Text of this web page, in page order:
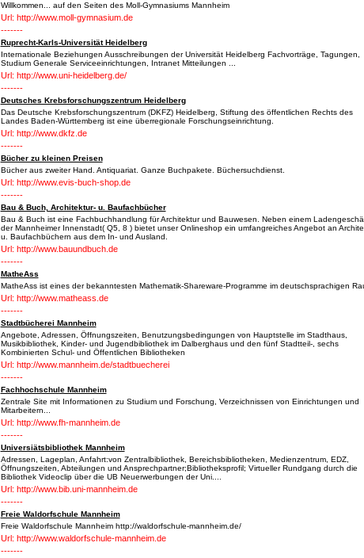
Willkommen... auf den Seiten des Moll-Gymnasiums Mannheim
Url: http://www.moll-gymnasium.de
-------
Ruprecht-Karls-Universität Heidelberg
Internationale Beziehungen Ausschreibungen der Universität Heidelberg Fachvorträge, Tagungen,
Studium Generale Serviceeinrichtungen, Intranet Mitteilungen ...
Url: http://www.uni-heidelberg.de/
-------
Deutsches Krebsforschungszentrum Heidelberg
Das Deutsche Krebsforschungszentrum (DKFZ) Heidelberg, Stiftung des öffentlichen Rechts des
Landes Baden-Württemberg ist eine überregionale Forschungseinrichtung.
Url: http://www.dkfz.de
-------
Bücher zu kleinen Preisen
Bücher aus zweiter Hand. Antiquariat. Ganze Buchpakete. Büchersuchdienst.
Url: http://www.evis-buch-shop.de
-------
Bau & Buch, Architektur- u. Baufachbücher
Bau & Buch ist eine Fachbuchhandlung für Architektur und Bauwesen. Neben einem
der Mannheimer Innenstadt( Q5, 8 ) bietet unser Onlineshop ein umfangreiches Angebot an
u. Baufachbüchern aus dem In- und Ausland.
Url: http://www.bauundbuch.de
-------
MatheAss
MatheAss ist eines der bekanntesten Mathematik-Shareware-Programme im deutschsprachigen
Url: http://www.matheass.de
-------
Stadtbücherei Mannheim
Angebote, Adressen, Öffnungszeiten, Benutzungsbedingungen von Hauptstelle im Stadthaus,
Musikbibliothek, Kinder- und Jugendbibliothek im Dalberghaus und den fünf Stadtteil-, sechs
Kombinierten Schul- und Öffentlichen Bibliotheken
Url: http://www.mannheim.de/stadtbuecherei
-------
Fachhochschule Mannheim
Zentrale Site mit Informationen zu Studium und Forschung, Verzeichnissen von Einrichtungen und
Mitarbeitern...
Url: http://www.fh-mannheim.de
-------
Universiätsbibliothek Mannheim
Adressen, Lageplan, Anfahrt:von Zentralbibliothek, Bereichsbibliotheken, Medienzentrum, EDZ,
Öffnungszeiten, Abteilungen und Ansprechpartner;Bibliotheksprofil; Virtueller Rundgang durch die
Bibliothek Videoclip über die UB Neuerwerbungen der Uni....
Url: http://www.bib.uni-mannheim.de
-------
Freie Waldorfschule Mannheim
Freie Waldorfschule Mannheim http://waldorfschule-mannheim.de/
Url: http://www.waldorfschule-mannheim.de
-------